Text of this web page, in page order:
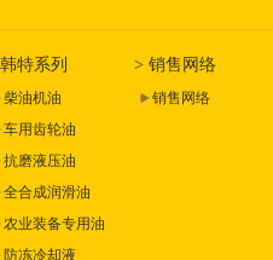
特系列
柴油机油
车用齿轮油
抗磨液压油
全合成润滑油
农业装备专用油
防冻冷却液
> 销售网络
销售网络